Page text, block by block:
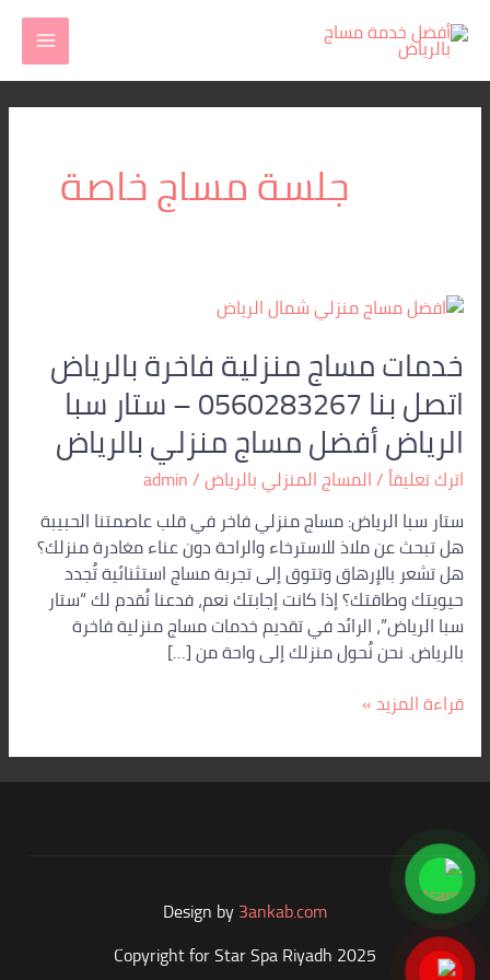
إلى
المحتوى
جلسة مساج خاصة
خدمات مساج منزلية فاخرة بالرياض
اتصل بنا 0560283267 – ستار سبا
الرياض أفضل مساج منزلي بالرياض
اترك تعليقاً/المساج المنزلي بالرياض/
admin
ستار سبا الرياض: مساج منزلي فاخر في قلب عاصمتنا الحبيبة
هل تبحث عن ملاذ للاسترخاء والراحة دون عناء مغادرة منزلك؟
هل تشعر بالإرهاق وتتوق إلى تجربة مساج استثنائية تُجدد
حيويتك وطاقتك؟ إذا كانت إجابتك نعم، فدعنا نُقدم لك “ستار
سبا الرياض”، الرائد في تقديم خدمات مساج منزلية فاخرة
بالرياض. نحن نُحول منزلك إلى واحة من […]
خدمات
منزلية
فاخرة
بالرياض
اتصل
بنا
0560283267
–
ستار
سبا
الرياض
أفضل
مساج
منزلي
بالرياض
قراءة المزيد »
Design by3ankab.com
Copyright for Star Spa Riyadh 2025